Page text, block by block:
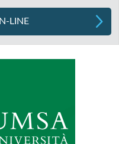
LINE